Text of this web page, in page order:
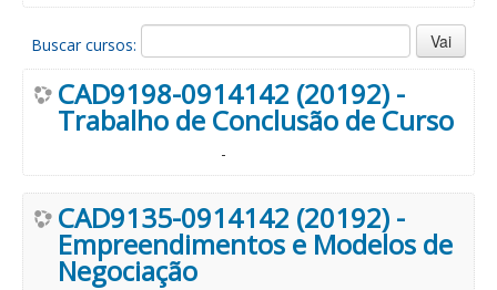
Buscar cursos:
CAD9198-0914142 (20192) -
Trabalho de Conclusão de Curso
-
CAD9135-0914142 (20192) -
Empreendimentos e Modelos de
Negociação